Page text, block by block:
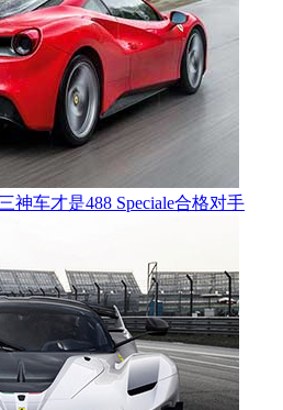
神车才是488 Speciale合格对手